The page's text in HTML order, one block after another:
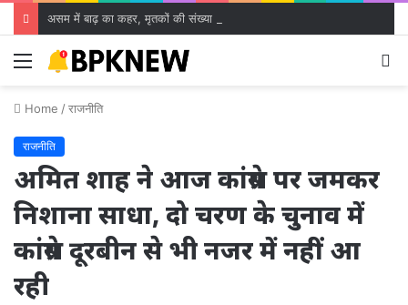
असम में बाढ़ का कहर, मृतकों की संख्या 99 पहुंची, 1.47 लाख लोग प्रभावित
Menu
Home /राजनीति
राजनीति
अमित शाह ने आज कांग्रेस पर जमकर
निशाना साधा, दो चरण के चुनाव में
कांग्रेस दूरबीन से भी नजर में नहीं आ
रही